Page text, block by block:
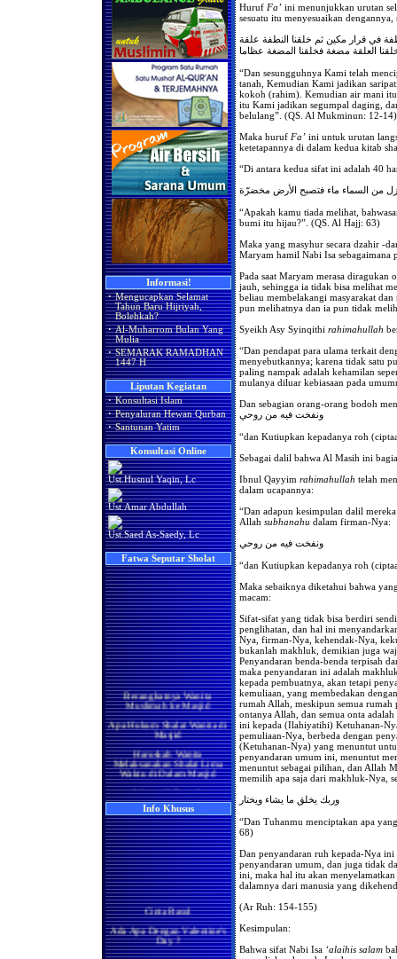
Informasi!
· Mengucapkan Selamat
Tahun Baru Hijriyah,
Bolehkah?
· Al-Muharrom Bulan Yang
Mulia
· SEMARAK RAMADHAN
1447 H
Liputan Kegiatan
· Konsultasi Islam
· Penyaluran Hewan Qurban
· Santunan Yatim
Konsultasi Online
Ust.Husnul Yaqin, Lc
Ust.Amar Abdullah
Ust.Saed As-Saedy, Lc
Fatwa Seputar Sholat
Berangkatnya Wanita
Muslimah ke Masjid
Apa Hukum Shalat Wanita di
Masjid
Haruskah Wanita
Melaksanakan Shalat Lima
Waktu di Dalam Masjid
Wanita di Rumah
Berma'mum Kepada Imam
di Masjid
Apakah Shalatnya Seorang
Wanita di rumah Lebih
Utama Ataukah di Masjidil
Haram
Manakah yang Lebih Utama
Bagi Wanita Pada Bulan
Ramadhan, Melaksanakan
Shalat di Masjidil Haram
atau di Rumah
Shalatnya Kaum Wanita
yang Sedang Umrah di
Bulan Ramadhan
Info Khusus
Cinta Rasul
Ada Apa Dengan Valentine's
Day ?
Manisnya Iman
Huruf Fa’ ini menunjukkan urutan
sesuatu itu menyesuaikan
في قرار مكين ثم خلقنا النطفة علقة
العلقة مضغة فخلقنا المضغة عظاما
“Dan sesungguhnya Kami telah
tanah, Kemudian Kami jadikan
kokoh (rahim). Kemudian air mani
itu Kami jadikan segumpal daging,
belulang”. (QS. Al Mukminun: 12-14)
Maka huruf Fa’ ini untuk urutan
ketetapannya di dalam kedua kitab
“Di antara kedua sifat ini adalah 40
من السماء ماء فتصبح الأرض مخضرّة
“Apakah kamu tiada melihat,
bumi itu hijau?”. (QS. Al Hajj: 63)
Maka yang masyhur secara dzahir -
Maryam hamil Nabi Isa sebagaimana
Pada saat Maryam merasa
jauh, sehingga ia tidak bisa melihat
beliau membelakangi masyarakat
pun melihatnya dan ia pun tidak
Syeikh Asy Syinqithi rahimahullah
“Dan pendapat para ulama terkait
menyebutkannya; karena tidak satu
paling nampak adalah kehamilan
mulanya diluar kebiasaan pada
Dan sebagian orang-orang bodoh
ونفخت فيه من روحي
“dan Kutiupkan kepadanya roh
Sebagai dalil bahwa Al Masih ini
Ibnul Qayyim rahimahullah telah
dalam ucapannya:
“Dan adapun kesimpulan dalil
Allah subhanahu dalam firman-Nya:
ونفخت فيه من روحي
“dan Kutiupkan kepadanya roh
Maka sebaiknya diketahui bahwa
macam:
Sifat-sifat yang tidak bisa berdiri
penglihatan, dan hal ini
Nya, firman-Nya, kehendak-Nya,
bukanlah makhluk, demikian juga
Penyandaran benda-benda terpisah
maka penyandaran ini adalah
kepada pembuatnya, akan tetapi
kemuliaan, yang membedakan
rumah Allah, meskipun semua
ontanya Allah, dan semua onta
ini kepada (Ilahiyatihi) Ketuhanan-
pemuliaan-Nya, berbeda dengan
(Ketuhanan-Nya) yang menuntut
penyandaran umum ini, menuntut
menuntut sebagai pilihan, dan Allah
memilih apa saja dari makhluk-Nya,
وربك يخلق ما يشاء ويختار
“Dan Tuhanmu menciptakan apa
68)
Dan penyandaran ruh kepada-Nya
penyandaran umum, dan juga tidak
ini, maka hal itu akan
dalamnya dari manusia yang
(Ar Ruh: 154-155)
Kesimpulan:
Bahwa sifat Nabi Isa ‘alaihis salam